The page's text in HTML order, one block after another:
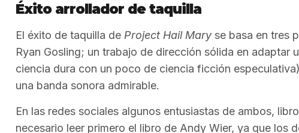
Éxito arrollador de taquilla
El éxito de taquilla de Project Hail Maryse basa en tres
Ryan Gosling; un trabajo de dirección sólida en adaptar
ciencia dura con un poco de ciencia ficción
una banda sonora admirable.
En las redes sociales algunos entusiastas de ambos,
necesario leer primero el libro de Andy Wier, ya que los